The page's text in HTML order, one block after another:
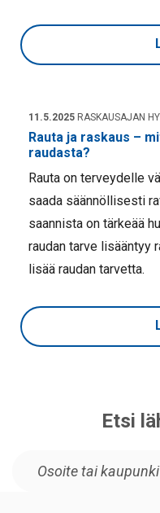
11.5.2025 RASKAUSAJAN
Rauta ja raskaus –
raudasta?
Rauta on terveydelle
saada säännöllisesti
saannista on tärkeää
raudan tarve lisääntyy
lisää raudan tarvetta.
Etsi